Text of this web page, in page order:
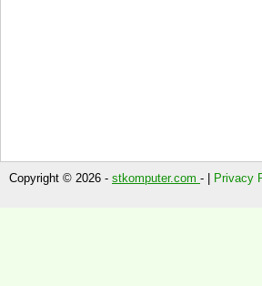
Copyright © 2026 - stkomputer.com - | Privacy